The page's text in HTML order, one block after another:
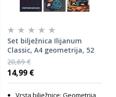
Set bilježnica Ilijanum
Classic, A4 geometrija, 52
listova, meki uvez, 10 KOM
20,69 €
14,99 €
Vrsta bilježnice: Geometrija